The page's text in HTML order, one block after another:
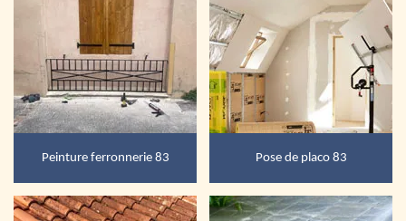
Peinture ferronnerie 83 Pose de placo 83